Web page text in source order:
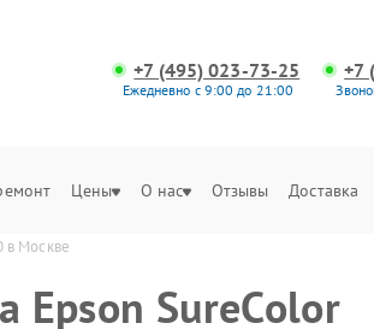
+7 (495) 023-73-25
Ежедневно с 9:00 до 21:00
+7
Цены О нас Отзывы Доставка
в Москве
Epson SureColor